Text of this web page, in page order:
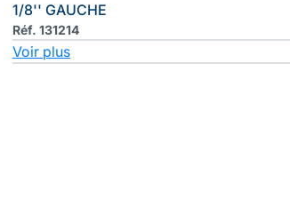
1/8'' GAUCHE
Réf. 131214
Voir plus